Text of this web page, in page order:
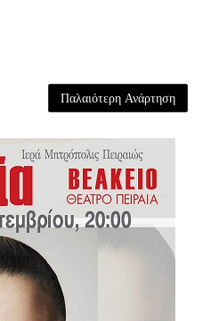
Παλαιότερη Ανάρτηση